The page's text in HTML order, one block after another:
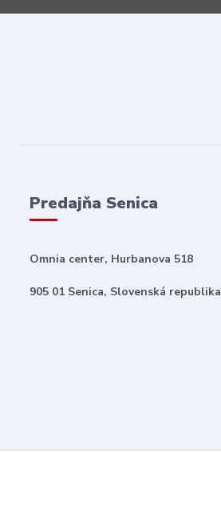
Predajňa Senica
Omnia center, Hurbanova 518
905 01 Senica, Slovenská republika